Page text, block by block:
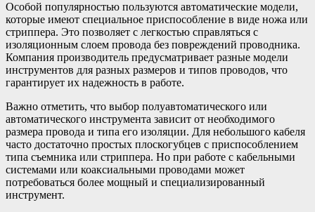
Особой популярностью пользуются автоматические модели,
которые имеют специальное приспособление в виде ножа или
стриппера. Это позволяет с легкостью справляться с
изоляционным слоем провода без повреждений проводника.
Компания производитель предусматривает разные модели
инструментов для разных размеров и типов проводов, что
гарантирует их надежность в работе.
Важно отметить, что выбор полуавтоматического или
автоматического инструмента зависит от необходимого
размера провода и типа его изоляции. Для небольшого кабеля
часто достаточно простых плоскогубцев с приспособлением
типа съемника или стриппера. Но при работе с кабельными
системами или коаксиальными проводами может
потребоваться более мощный и специализированный
инструмент.